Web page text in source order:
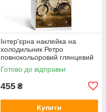
Інтер'єрна наклейка на
холодильник Ретро
повнокольоровий глянцевий
друк з ламінацією 600х1800
мм
Готово до відправки
455 ₴
Купити